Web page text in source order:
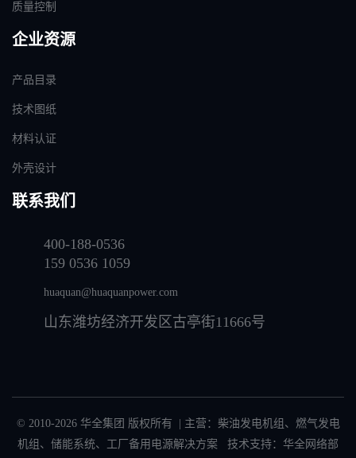
质量控制
企业资源
产品目录
技术图纸
材料认证
外壳设计
联系我们
400-188-0536
159 0536 1059
huaquan@huaquanpower.com
山东潍坊经济开发区古亭街11666号
© 2010-2026 华全集团 版权所有 | 主营： 柴油发电机组 、 燃气发电
机组 、 储能系统、 工厂备用电源解决方案 技术支持：华全网络部